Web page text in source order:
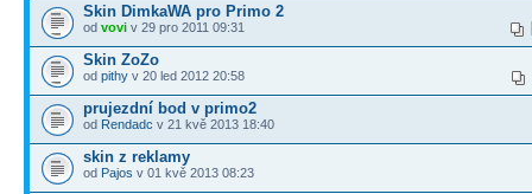
Skin DimkaWA pro Primo 2
od vovi v 29 pro 2011 09:31
Skin ZoZo
od pithy v 20 led 2012 20:58
prujezdní bod v primo2
od Rendadc v 21 kvě 2013 18:40
skin z reklamy
od Pajos v 01 kvě 2013 08:23